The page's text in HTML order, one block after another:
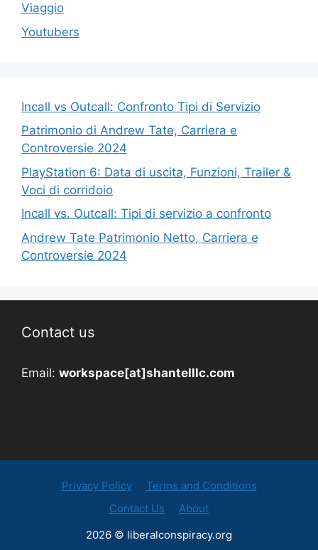
Viaggio
Youtubers
Incall vs Outcall: Confronto Tipi di Servizio
Patrimonio di Andrew Tate, Carriera e
Controversie 2024
PlayStation 6: Data di uscita, Funzioni, Trailer &
Voci di corridoio
Incall vs. Outcall: Tipi di servizio a confronto
Andrew Tate Patrimonio Netto, Carriera e
Controversie 2024
Contact us
Email: workspace[at]shantelllc.com
Privacy Policy
Terms and Conditions
Contact Us
About
2026 © liberalconspiracy.org